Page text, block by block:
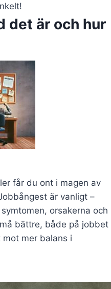
det är och hur
får du ont i magen av
är vanligt –
orsakerna och
bättre, både på jobbet
mer balans i